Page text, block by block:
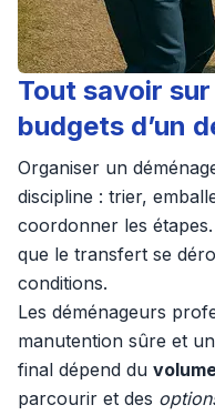
Tout savoir
budgets d’un
Organiser un
discipline : trier,
coordonner les
que le transfert se
conditions.
Les déménageurs
manutention sûre et
final dépend du
parcourir et des